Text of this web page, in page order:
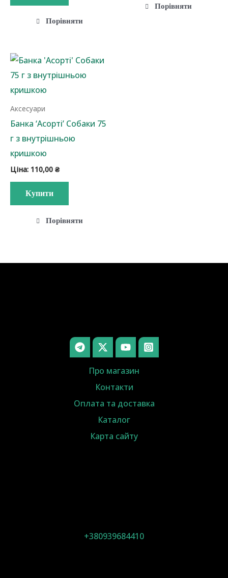
Порівняти
Порівняти
Аксесуари
Банка ‘Асорті’ Собаки 75
г з внутрішньою
кришкою
Ціна: 110,00 ₴
Купити
Порівняти
Про магазин
Контакти
Оплата та доставка
Каталог
Карта сайту
+380939684410